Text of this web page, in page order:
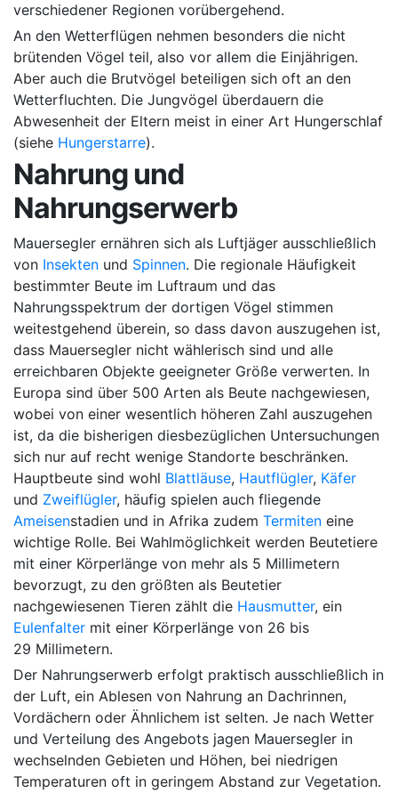
verschiedener Regionen vorübergehend.
An den Wetterflügen nehmen besonders die nicht
brütenden Vögel teil, also vor allem die Einjährigen.
Aber auch die Brutvögel beteiligen sich oft an den
Wetterfluchten. Die Jungvögel überdauern die
Abwesenheit der Eltern meist in einer Art Hungerschlaf
(siehe Hungerstarre).
Nahrung und
Nahrungserwerb
Mauersegler ernähren sich als Luftjäger ausschließlich
von Insekten und Spinnen. Die regionale Häufigkeit
bestimmter Beute im Luftraum und das
Nahrungsspektrum der dortigen Vögel stimmen
weitestgehend überein, so dass davon auszugehen ist,
dass Mauersegler nicht wählerisch sind und alle
erreichbaren Objekte geeigneter Größe verwerten. In
Europa sind über 500 Arten als Beute nachgewiesen,
wobei von einer wesentlich höheren Zahl auszugehen
ist, da die bisherigen diesbezüglichen Untersuchungen
sich nur auf recht wenige Standorte beschränken.
Hauptbeute sind wohl Blattläuse, Hautflügler, Käfer
und Zweiflügler, häufig spielen auch fliegende
Ameisenstadien und in Afrika zudem Termiten eine
wichtige Rolle. Bei Wahlmöglichkeit werden Beutetiere
mit einer Körperlänge von mehr als 5 Millimetern
bevorzugt, zu den größten als Beutetier
nachgewiesenen Tieren zählt die Hausmutter, ein
Eulenfalter mit einer Körperlänge von 26 bis
29 Millimetern.
Der Nahrungserwerb erfolgt praktisch ausschließlich in
der Luft, ein Ablesen von Nahrung an Dachrinnen,
Vordächern oder Ähnlichem ist selten. Je nach Wetter
und Verteilung des Angebots jagen Mauersegler in
wechselnden Gebieten und Höhen, bei niedrigen
Temperaturen oft in geringem Abstand zur Vegetation.